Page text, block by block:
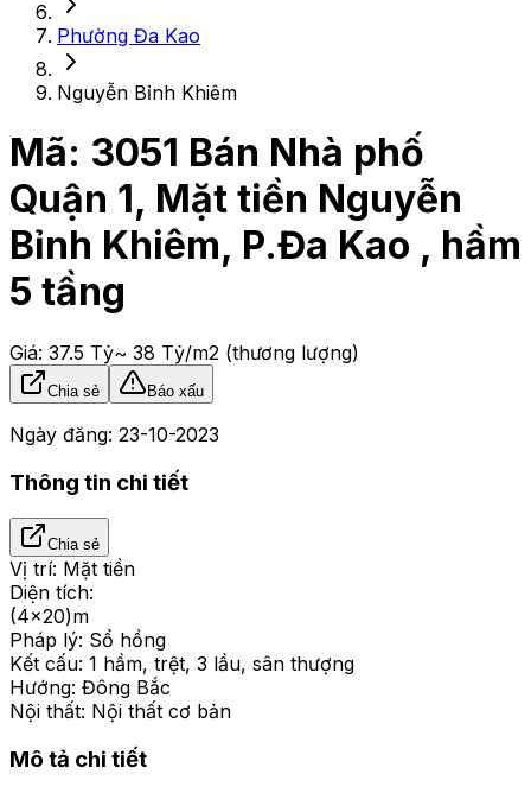
Phường Đa Kao
Nguyễn Bỉnh Khiêm
Mã: 3051 Bán Nhà phố
Quận 1, Mặt tiền Nguyễn
Bỉnh Khiêm, P.Đa Kao , hầm
5 tầng
Giá: 37.5 Tỷ~ 38 Tỷ/m2 (thương lượng)
Chia sẻ Báo xấu
Ngày đăng: 23-10-2023
Thông tin chi tiết
Chia sẻ
Vị trí: Mặt tiền
Diện tích:
(4x20)m
Pháp lý: Sổ hồng
Kết cấu: 1 hầm, trệt, 3 lầu, sân thượng
Hướng: Đông Bắc
Nội thất: Nội thất cơ bản
Mô tả chi tiết